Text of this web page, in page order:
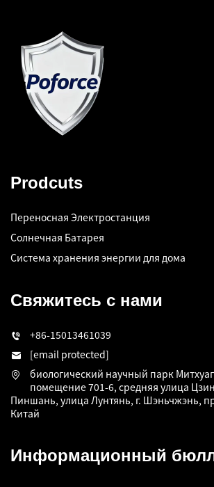
Prodcuts
Переносная Электростанция
Солнечная Батарея
Система хранения энергии для дома
Свяжитесь с нами
+86-15013461039
[email protected]
биологический научный парк
помещение 701-6, средняя улица
Пиншань, улица Лунтянь, г. Шэньчжэнь,
Китай
Информационный